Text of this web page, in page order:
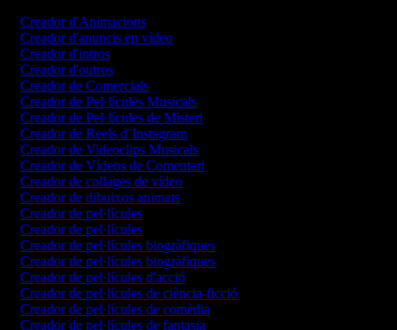
Creador d'Animacions
Creador d'anuncis en vídeo
Creador d'intros
Creador d'outros
Creador de Comercials
Creador de Pel·lícules Musicals
Creador de Pel·lícules de Misteri
Creador de Reels d’Instagram
Creador de Videoclips Musicals
Creador de Vídeos de Comentari
Creador de collages de vídeo
Creador de dibuixos animats
Creador de pel·lícules
Creador de pel·lícules
Creador de pel·lícules biogràfiques
Creador de pel·lícules biogràfiques
Creador de pel·lícules d'acció
Creador de pel·lícules de ciència-ficció
Creador de pel·lícules de comèdia
Creador de pel·lícules de fantasia